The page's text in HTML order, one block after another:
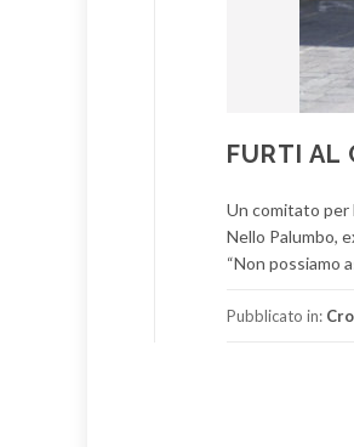
FURTI AL
Un comitato per
Nello Palumbo,
“Non possiamo
Pubblicato in: